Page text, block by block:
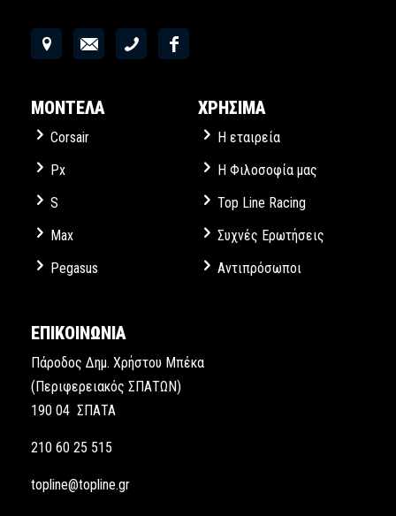
ΜΟΝΤΕΛΑ ΧΡΗΣΙΜΑ
Corsair
Px
S
Max
Pegasus
Η εταιρεία
Η Φιλοσοφία μας
Top Line Racing
Συχνές Ερωτήσεις
Αντιπρόσωποι
ΕΠΙΚΟΙΝΩΝΙΑ
Πάροδος Δημ. Χρήστου Μπέκα
(Περιφερειακός ΣΠΑΤΩΝ)
190 04 ΣΠΑΤΑ
210 60 25 515
topline@topline.gr